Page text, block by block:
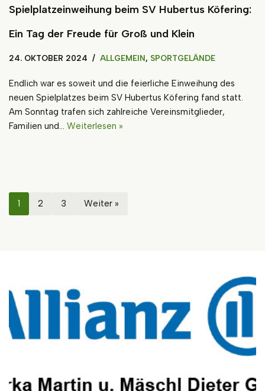
Spielplatzeinweihung beim SV Hubertus Köfering:
Ein Tag der Freude für Groß und Klein
24. OKTOBER 2024 ALLGEMEIN, SPORTGELÄNDE
Endlich war es soweit und die feierliche Einweihung des
neuen Spielplatzes beim SV Hubertus Köfering fand statt.
Am Sonntag trafen sich zahlreiche Vereinsmitglieder,
Familien und… Weiterlesen »
1 2 3 Weiter »